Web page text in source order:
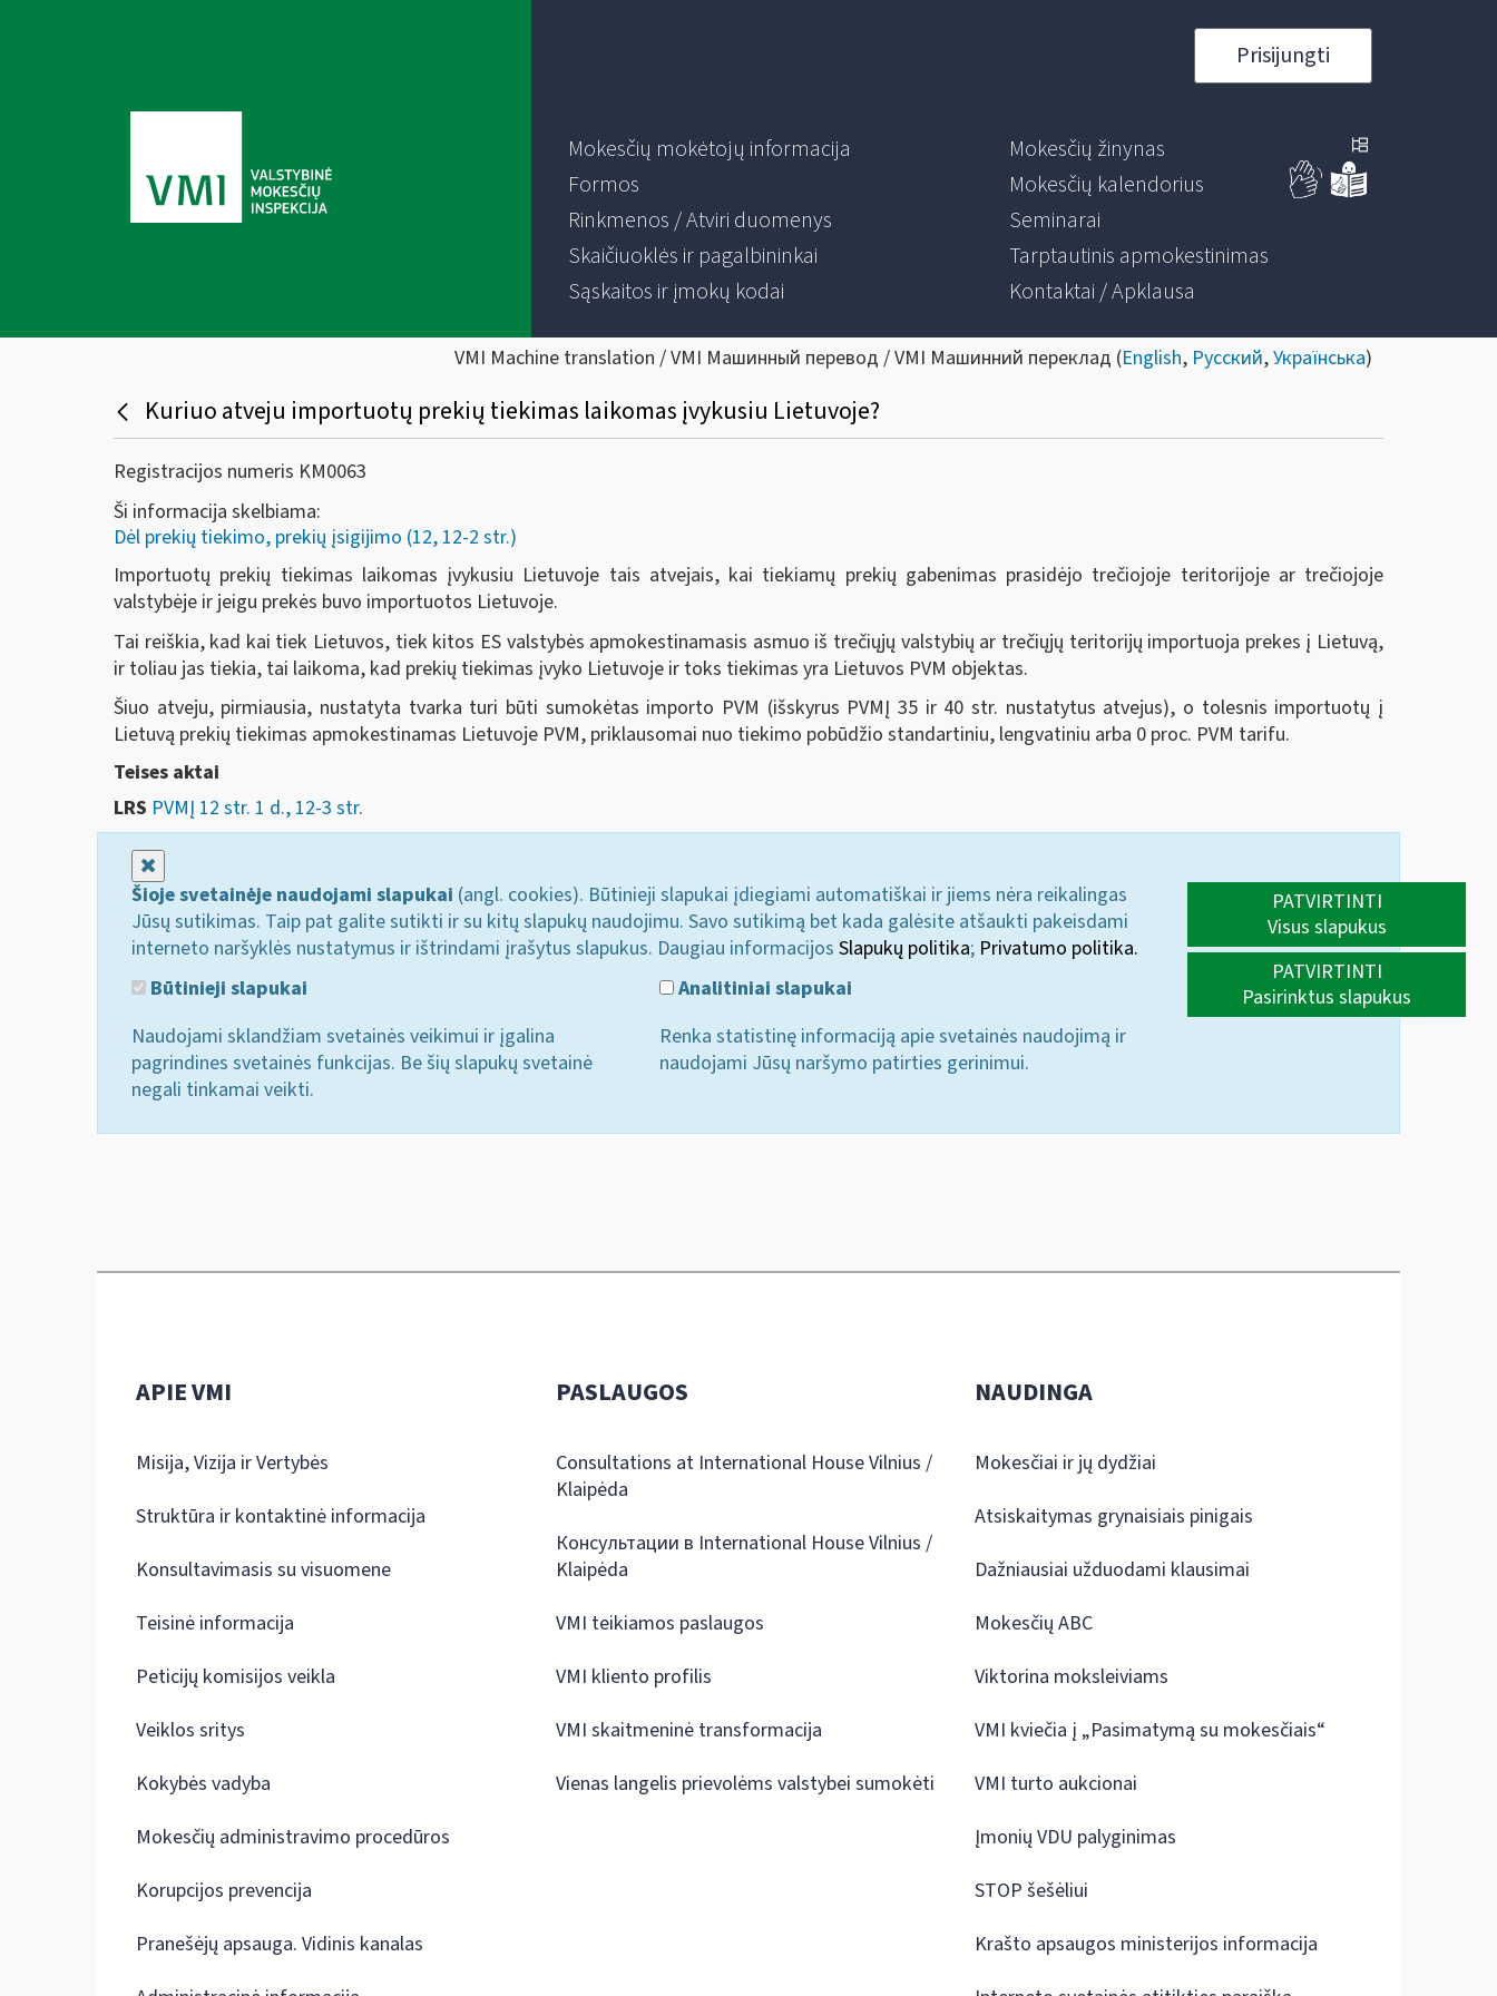
Prisijungti
Mokesčių mokėtojų informacija
Formos
Rinkmenos / Atviri duomenys
Skaičiuoklės ir pagalbininkai
Sąskaitos ir įmokų kodai
Mokesčių žinynas
Mokesčių kalendorius
Seminarai
Tarptautinis apmokestinimas
Kontaktai / Apklausa
VMI Machine translation / VMI Машинный перевод / VMI Машинний переклад (English, Русский,Українська)
Kuriuo atveju importuotų prekių tiekimas laikomas įvykusiu Lietuvoje?
Registracijos numeris KM0063
Ši informacija skelbiama:
Dėl prekių tiekimo, prekių įsigijimo (12, 12-2 str.)
Importuotų prekių tiekimas laikomas įvykusiu Lietuvoje tais atvejais, kai tiekiamų prekių gabenimas prasidėjo trečiojoje teritorijoje ar trečiojoje
valstybėje ir jeigu prekės buvo importuotos Lietuvoje.
Tai reiškia, kad kai tiek Lietuvos, tiek kitos ES valstybės apmokestinamasis asmuo iš trečiųjų valstybių ar trečiųjų teritorijų importuoja prekes į Lietuvą,
ir toliau jas tiekia, tai laikoma, kad prekių tiekimas įvyko Lietuvoje ir toks tiekimas yra Lietuvos PVM objektas.
Šiuo atveju, pirmiausia, nustatyta tvarka turi būti sumokėtas importo PVM (išskyrus PVMĮ 35 ir 40 str. nustatytus atvejus), o tolesnis importuotų į
Lietuvą prekių tiekimas apmokestinamas Lietuvoje PVM, priklausomai nuo tiekimo pobūdžio standartiniu, lengvatiniu arba 0 proc. PVM tarifu.
Teises aktai
LRS PVMĮ 12 str. 1 d., 12-3 str.
Šioje svetainėje naudojami slapukai (angl. cookies). Būtinieji slapukai įdiegiami automatiškai ir jiems nėra reikalingas
Jūsų sutikimas. Taip pat galite sutikti ir su kitų slapukų naudojimu. Savo sutikimą bet kada galėsite atšaukti pakeisdami
interneto naršyklės nustatymus ir ištrindami įrašytus slapukus. Daugiau informacijos Slapukų politika; Privatumo politika.
Būtinieji slapukai
Naudojami sklandžiam svetainės veikimui ir įgalina
pagrindines svetainės funkcijas. Be šių slapukų svetainė
negali tinkamai veikti.
Analitiniai slapukai
Renka statistinę informaciją apie svetainės naudojimą ir
naudojami Jūsų naršymo patirties gerinimui.
PATVIRTINTI
Visus slapukus
PATVIRTINTI
Pasirinktus slapukus
APIE VMI
Misija, Vizija ir Vertybės
Struktūra ir kontaktinė informacija
Konsultavimasis su visuomene
Teisinė informacija
Peticijų komisijos veikla
Veiklos sritys
Kokybės vadyba
Mokesčių administravimo procedūros
Korupcijos prevencija
Pranešėjų apsauga. Vidinis kanalas
PASLAUGOS
Consultations at International House Vilnius /
Klaipėda
Консультации в International House Vilnius /
Klaipėda
VMI teikiamos paslaugos
VMI kliento profilis
VMI skaitmeninė transformacija
Vienas langelis prievolėms valstybei sumokėti
NAUDINGA
Mokesčiai ir jų dydžiai
Atsiskaitymas grynaisiais pinigais
Dažniausiai užduodami klausimai
Mokesčių ABC
Viktorina moksleiviams
VMI kviečia į „Pasimatymą su mokesčiais“
VMI turto aukcionai
Įmonių VDU palyginimas
STOP šešėliui
Krašto apsaugos ministerijos informacija